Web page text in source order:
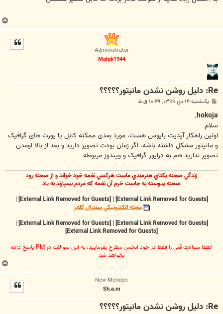
Administrator
Mahdi1944
Re: دلیل روشن نشدن مانیتور؟؟؟؟؟
ت
یک‌شنبه ۱۴ دی ۱۳۹۹, ۱۰:۴۹ ق.ظ
hokoja
,
سلام
اولین راهکار آپدیت بایوس هست. مورد بعدی ممکنه کابل یا پورت های گرافیک
و مانیتور مشکل داشته باشه. اگر زمان بودت تصویر دارید و بعد از بالا اومدن
تصویر ندارید هم به درایور گرافیک و ویندوز مربوطه
زندگي صحنه يکتاي هنرمندي ماست هرکسي نغمه خود خواند و از صحنه رود
صحنه پيوسته به جاست خرم آن نغمه که مردم بسپارند به ياد
[External Link Removed for Guests]
|
[External Link Removed for Guests]
|
مجله الکترونيکي سنترال کلابز
[External Link Removed for Guests]
|
[External Link Removed for Guests]
|
[External Link Removed for Guests]
لطفا سوالات فني را فقط در خود انجمن مطرح بفرماييد، به اين سوالات در PM پاسخ داده
نخواهد شد
New Member
Sh.a.m
Re: دلیل روشن نشدن مانیتور؟؟؟؟؟